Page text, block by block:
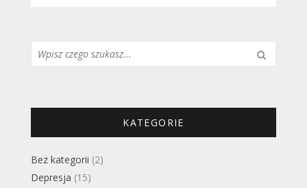
KATEGORIE
Bez kategorii (2)
Depresja (15)